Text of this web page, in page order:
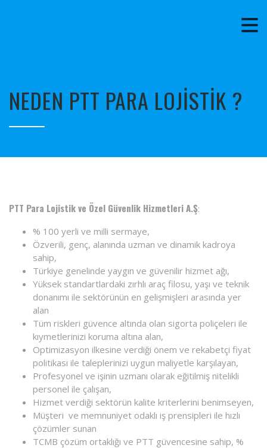
NEDEN PTT PARA LOJİSTİK ?
PTT Para Lojistik ve Özel Güvenlik Hizmetleri A.Ş:
% 100 yerli ve milli sermaye,
Özverili, genç, alanında uzman ve dinamik kadroya
sahip,
Türkiye genelinde yaygın ve güvenilir hizmet ağı,
Yüksek standartlardaki zırhlı araç filosu, yaşı ve teknik
donanımı ile sektörünün en gelişmişleri arasında yer
alan
Tüm riskleri güvence altında olan sigorta poliçeleri ile
kıymetlerinizi koruma altına alan,
Optimizasyon ilkesine verdiği önem ve rekabetçi fiyat
politikası ile taleplerinizi uygun maliyetle karşılayan,
Profesyonel ve işinin uzmanı olarak eğitilmiş nitelikli
personel ile çalışan,
Hizmet verdiği sektörün kalite kriterlerini benimseyen,
Müşteri ve memnuniyet odaklı iş prensipleri ile hızlı
çözümler sunan
TCMB çözüm ortaklığı ve PTT güvencesine sahip, %